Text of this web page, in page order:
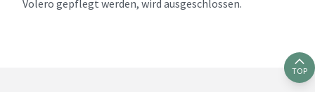
Volero gepflegt werden, wird ausgeschlossen.
TOP